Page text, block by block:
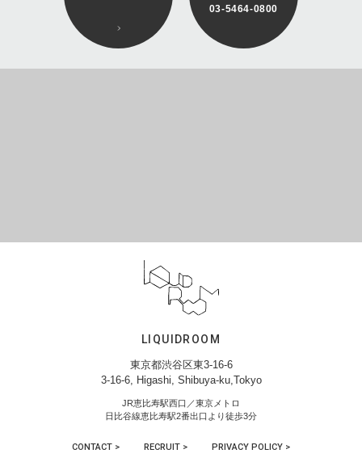
03-5464-0800
LIQUIDROOM
東京都渋谷区東3-16-6
3-16-6, Higashi, Shibuya-ku,Tokyo
JR恵比寿駅西口／東京メトロ
日比谷線恵比寿駅2番出口より徒歩3分
CONTACT > RECRUIT > PRIVACY POLICY >